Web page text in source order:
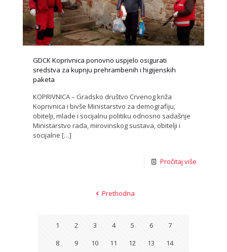
GDCK Koprivnica ponovno uspjelo osigurati
sredstva za kupnju prehrambenih i higijenskih
paketa
KOPRIVNICA – Gradsko društvo Crvenog križa
Koprivnica i bivše Ministarstvo za demografiju,
obitelji, mlade i socijalnu politiku odnosno sadašnje
Ministarstvo rada, mirovinskog sustava, obitelji i
socijalne […]
Pročitaj više
Prethodna
1 2 3 4 5 6
7
8
9 10 11 12 13 14